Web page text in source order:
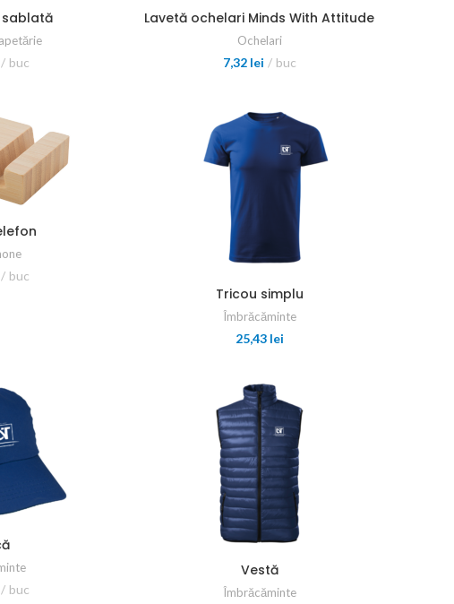
sablată
buc
Lavetă ochelari Minds With Attitude
Ochelari
7,32 lei buc
buc
Tricou simplu
Îmbrăcăminte
25,43 lei
buc
Vestă
Îmbrăcăminte